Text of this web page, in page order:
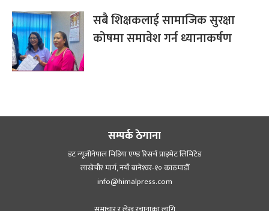
सबै शिक्षकलाई सामाजिक सुरक्षा
कोषमा समावेश गर्न ध्यानाकर्षण
सम्पर्क ठेगाना
डट न्यूजीनेपाल मिडिया एण्ड रिसर्च प्राइभेट लिमिटेड
लाखेचौर मार्ग, नयाँ बानेश्‍वर-१० काठमाडौँ
info@himalpress.com